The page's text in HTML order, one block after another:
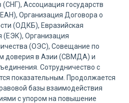
(СНГ), Ассоциация государств
Организация Договора о
(ОДКБ), Евразийская
(ЕЭК), Организация
(ОЭС), Совещание по
доверия в Азии (СВМДА) и
Сотрудничество с
показательным. Продолжается
базы взаимодействия
с упором на повышение